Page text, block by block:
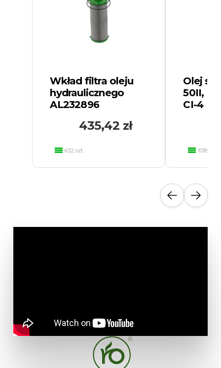
Wkład filtra oleju
hydraulicznego
AL232896
632 szt.
435,42 zł
Olej
50II,
CI-4
10182 szt.